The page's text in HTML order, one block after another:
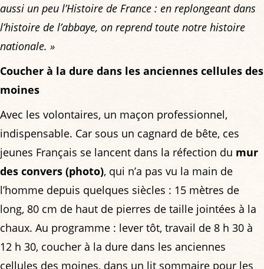
aussi un peu l’Histoire de France : en replongeant dans
l’histoire de l’abbaye, on reprend toute notre histoire
nationale. »
Coucher à la dure dans les anciennes cellules des
moines
Avec les volontaires, un maçon professionnel,
indispensable. Car sous un cagnard de bête, ces
jeunes Français se lancent dans la réfection du mur
des convers (photo), qui n’a pas vu la main de
l’homme depuis quelques siècles : 15 mètres de
long, 80 cm de haut de pierres de taille jointées à la
chaux. Au programme : lever tôt, travail de 8 h 30 à
12 h 30, coucher à la dure dans les anciennes
cellules des moines, dans un lit sommaire pour les